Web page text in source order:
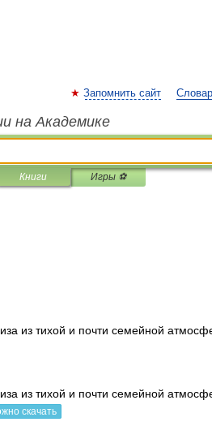
Запомнить сайт
на Академике
Книги Игры ⚽
из тихой и почти семейной
из тихой и почти семейной
скачать